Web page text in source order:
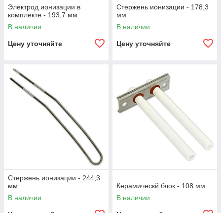
Электрод ионизации в
комплекте - 193,7 мм
В наличии
Цену уточняйте
Стержень ионизации - 178,3
мм
В наличии
Цену уточняйте
Стержень ионизации - 244,3
мм
В наличии
Керамическй блок - 108 мм
В наличии